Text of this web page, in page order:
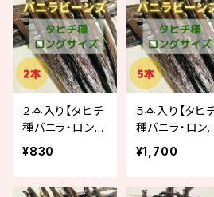
２本入り【タヒチ
種バニラ・ロング
サイズ（16-17c
¥830
５本入り【タヒ
種バニラ・ロン
サイズ（16-17c
m）】
¥1,700